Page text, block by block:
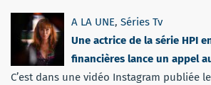
A LA UNE, Séries Tv
Une actrice de la série HPI
financières lance un appel
C’est dans une vidéo Instagram publiée